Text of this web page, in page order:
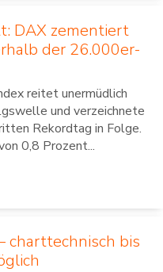
DAX zementiert
der 26.000er-
reitet unermüdlich
und verzeichnete
Rekordtag in Folge.
0,8 Prozent...
charttechnisch bis